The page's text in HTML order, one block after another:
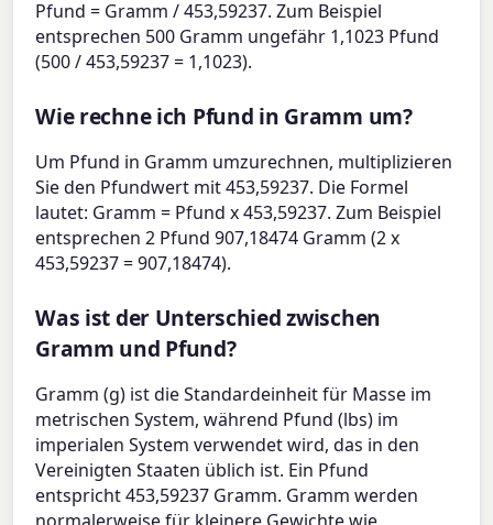
Pfund = Gramm / 453,59237. Zum Beispiel
entsprechen 500 Gramm ungefähr 1,1023 Pfund
(500 / 453,59237 = 1,1023).
Wie rechne ich Pfund in Gramm um?
Um Pfund in Gramm umzurechnen, multiplizieren
Sie den Pfundwert mit 453,59237. Die Formel
lautet: Gramm = Pfund x 453,59237. Zum Beispiel
entsprechen 2 Pfund 907,18474 Gramm (2 x
453,59237 = 907,18474).
Was ist der Unterschied zwischen
Gramm und Pfund?
Gramm (g) ist die Standardeinheit für Masse im
metrischen System, während Pfund (lbs) im
imperialen System verwendet wird, das in den
Vereinigten Staaten üblich ist. Ein Pfund
entspricht 453,59237 Gramm. Gramm werden